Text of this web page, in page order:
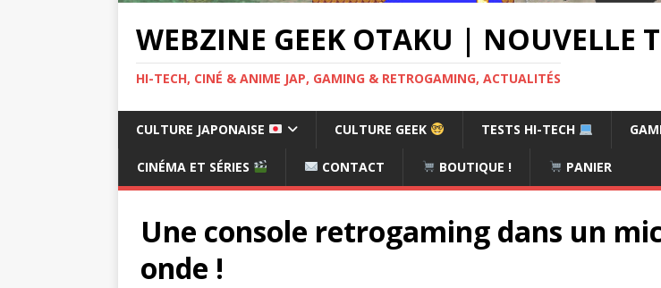
WEBZINE GEEK OTAKU | NOUVELLE
HI-TECH, CINÉ & ANIME JAP, GAMING & RETROGAMING, ACTUALITÉS
CULTURE JAPONAISE CULTURE GEEK TESTS HI-TECH
CINÉMA ET SÉRIES CONTACT BOUTIQUE ! PANIER
Une console retrogaming dans un
onde !